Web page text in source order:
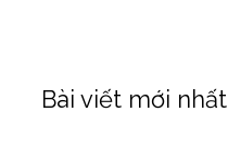
workshop
Bài viết mới nhất